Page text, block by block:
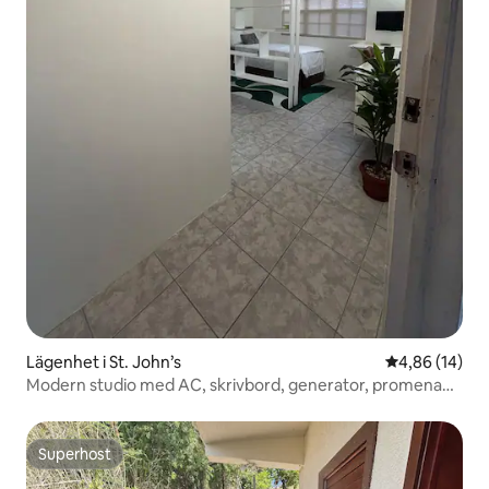
Lägenhet i St. John’s 4,86 av 5 i
4,86 (14)
Modern studio med AC, skrivbord, generator, promenad
Superhost
Superhost